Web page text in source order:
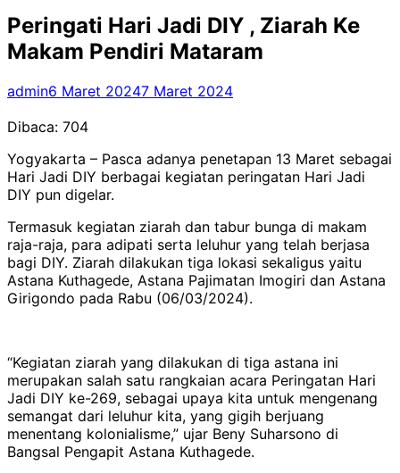
Peringati Hari Jadi DIY , Ziarah Ke
Makam Pendiri Mataram
admin6 Maret 20247 Maret 2024
Dibaca: 704
Yogyakarta – Pasca adanya penetapan 13 Maret sebagai
Hari Jadi DIY berbagai kegiatan peringatan Hari Jadi
DIY pun digelar.
Termasuk kegiatan ziarah dan tabur bunga di makam
raja-raja, para adipati serta leluhur yang telah berjasa
bagi DIY. Ziarah dilakukan tiga lokasi sekaligus yaitu
Astana Kuthagede, Astana Pajimatan Imogiri dan Astana
Girigondo pada Rabu (06/03/2024).
“Kegiatan ziarah yang dilakukan di tiga astana ini
merupakan salah satu rangkaian acara Peringatan Hari
Jadi DIY ke-269, sebagai upaya kita untuk mengenang
semangat dari leluhur kita, yang gigih berjuang
menentang kolonialisme,” ujar Beny Suharsono di
Bangsal Pengapit Astana Kuthagede.